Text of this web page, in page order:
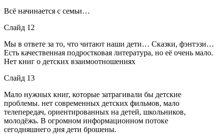
Всё начинается с семьи…
Слайд 12
Мы в ответе за то, что читают наши дети… Сказки, фэнтэзи…
Есть качественная подростковая литература, но её очень мало.
Нет книг о детских взаимоотношениях
Слайд 13
Мало нужных книг, которые затрагивали бы детские
проблемы. нет современных детских фильмов, мало
телепередач, ориентированных на детей, школьников,
молодёжь. В огромном информационном потоке
сегодняшнего дня дети брошены.